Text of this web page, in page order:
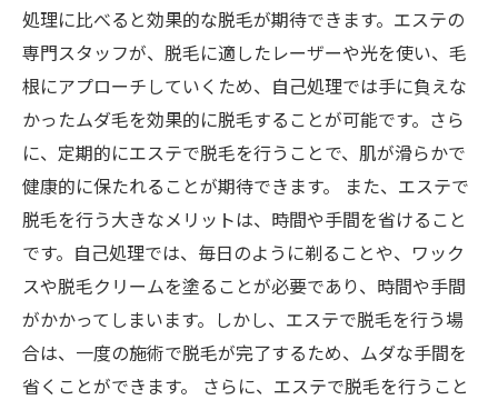
処理に比べると効果的な脱毛が期待できます。エステの
専門スタッフが、脱毛に適したレーザーや光を使い、毛
根にアプローチしていくため、自己処理では手に負えな
かったムダ毛を効果的に脱毛することが可能です。さら
に、定期的にエステで脱毛を行うことで、肌が滑らかで
健康的に保たれることが期待できます。 また、エステで
脱毛を行う大きなメリットは、時間や手間を省けること
です。自己処理では、毎日のように剃ることや、ワック
スや脱毛クリームを塗ることが必要であり、時間や手間
がかかってしまいます。しかし、エステで脱毛を行う場
合は、一度の施術で脱毛が完了するため、ムダな手間を
省くことができます。 さらに、エステで脱毛を行うこと